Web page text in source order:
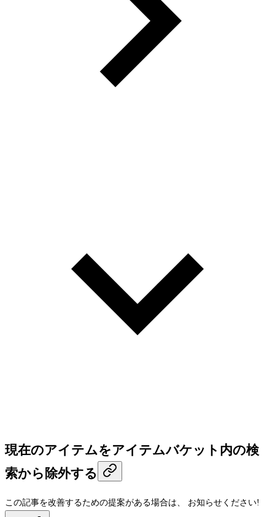
現在のアイテムをアイテムバケット内の検
索から除外する
この記事を改善するための提案がある場合は、 お知らせください!